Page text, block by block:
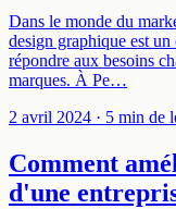
Dans le monde du
design graphique est
répondre aux besoins
marques. À Pe…
2 avril 2024 · 5 min de
Comment
d'une